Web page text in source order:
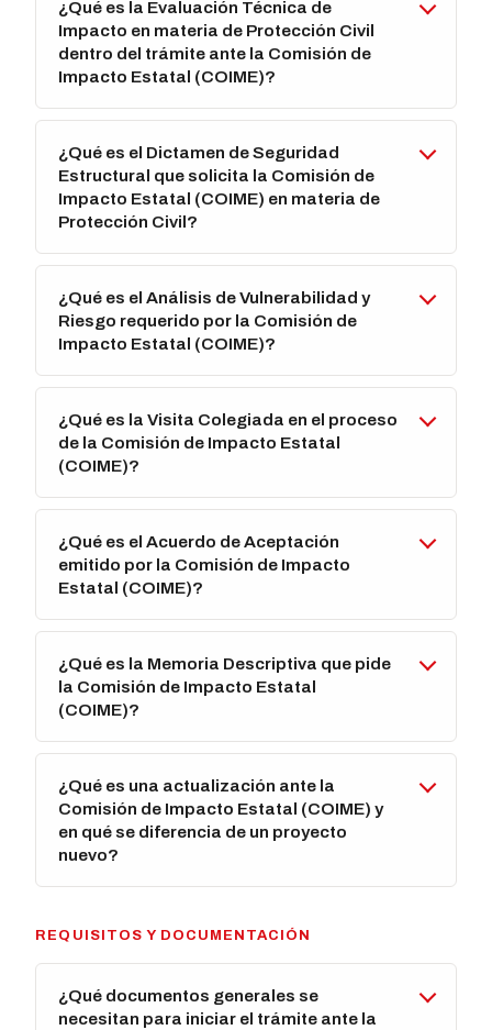
¿Qué es la Evaluación Técnica de
Impacto en materia de Protección Civil
dentro del trámite ante la Comisión de
Impacto Estatal (COIME)?
¿Qué es el Dictamen de Seguridad
Estructural que solicita la Comisión de
Impacto Estatal (COIME) en materia de
Protección Civil?
¿Qué es el Análisis de Vulnerabilidad y
Riesgo requerido por la Comisión de
Impacto Estatal (COIME)?
¿Qué es la Visita Colegiada en el proceso
de la Comisión de Impacto Estatal
(COIME)?
¿Qué es el Acuerdo de Aceptación
emitido por la Comisión de Impacto
Estatal (COIME)?
¿Qué es la Memoria Descriptiva que pide
la Comisión de Impacto Estatal
(COIME)?
¿Qué es una actualización ante la
Comisión de Impacto Estatal (COIME) y
en qué se diferencia de un proyecto
nuevo?
REQUISITOS Y DOCUMENTACIÓN
¿Qué documentos generales se
necesitan para iniciar el trámite ante la